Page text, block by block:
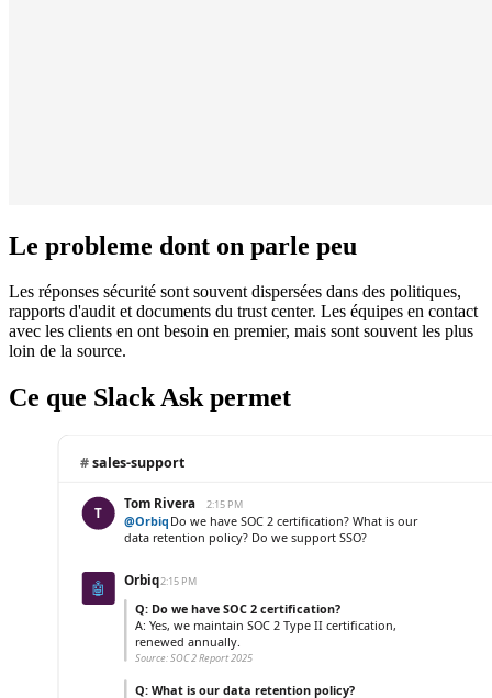
Le probleme dont on parle peu
Les réponses sécurité sont souvent dispersées dans des politiques,
rapports d'audit et documents du trust center. Les équipes en contact
avec les clients en ont besoin en premier, mais sont souvent les plus
loin de la source.
Ce que Slack Ask permet